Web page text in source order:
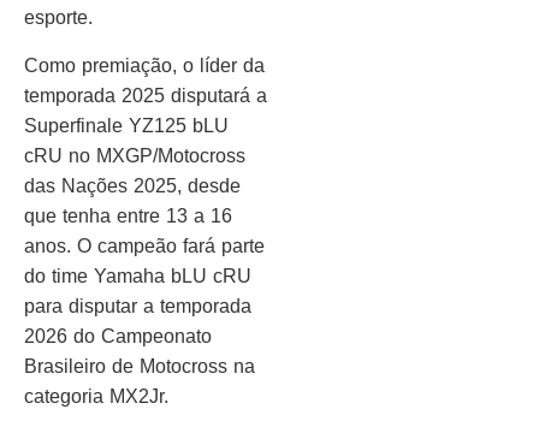
esporte.
Como premiação, o líder da
temporada 2025 disputará a
Superfinale YZ125 bLU
cRU no MXGP/Motocross
das Nações 2025, desde
que tenha entre 13 a 16
anos. O campeão fará parte
do time Yamaha bLU cRU
para disputar a temporada
2026 do Campeonato
Brasileiro de Motocross na
categoria MX2Jr.